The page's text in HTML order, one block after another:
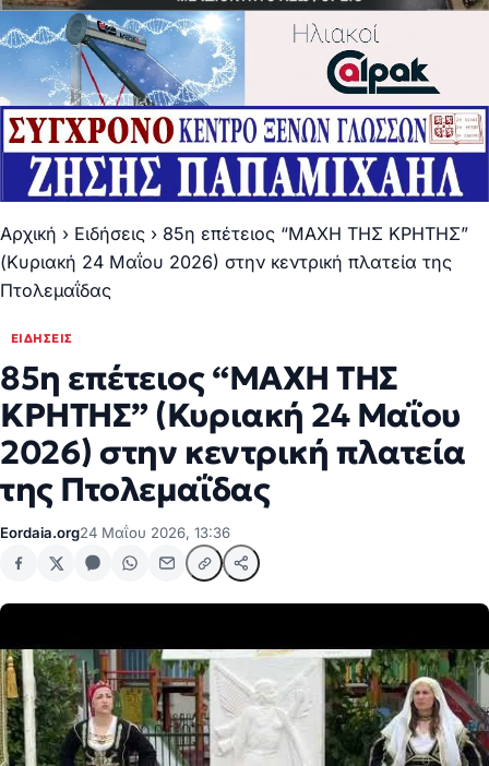
Αρχική › Ειδήσεις › 85η επέτειος “ΜΑΧΗ ΤΗΣ ΚΡΗΤΗΣ”
(Κυριακή 24 Μαΐου 2026) στην κεντρική πλατεία της
Πτολεμαΐδας
ΕΙΔΉΣΕΙΣ
85η επέτειος “ΜΑΧΗ ΤΗΣ
ΚΡΗΤΗΣ” (Κυριακή 24 Μαΐου
2026) στην κεντρική πλατεία
της Πτολεμαΐδας
Eordaia.org24 Μαΐου 2026, 13:36